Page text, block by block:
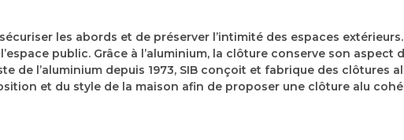
les abords et de préserver l’intimité des espaces extérieurs.
public. Grâce à l’aluminium, la clôture conserve son aspect
de l’aluminium depuis 1973, SIB conçoit et fabrique des clôtures
et du style de la maison afin de proposer une clôture alu